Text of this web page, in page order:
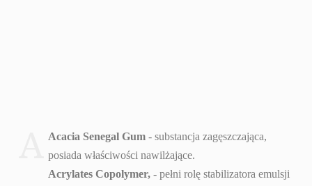
Acacia Senegal Gum - substancja zagęszczająca,
posiada właściwości nawilżające.
Acrylates Copolymer, - pełni rolę stabilizatora emulsji